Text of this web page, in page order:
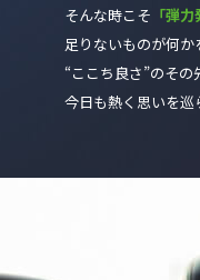
そんな時こそ 「弾力
足りないものが何か
“ここち良さ”のその
今日も熱く思いを巡